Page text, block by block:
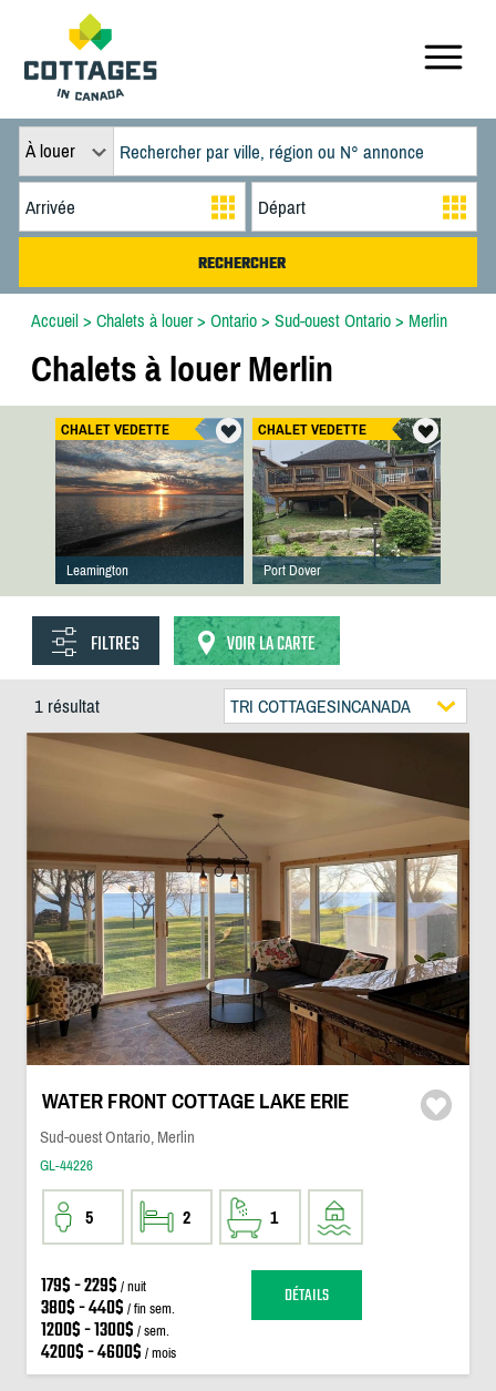
À louer
Accueil> Chalets à louer> Ontario> Sud-ouest Ontario> Merlin
Chalets à louer Merlin
CHALET VEDETTE
Leamington
CHALET VEDETTE
Port Dover
FILTRES VOIR LA CARTE
1 résultat TRI COTTAGESINCANADA
WATER FRONT COTTAGE LAKE ERIE
Sud-ouest Ontario, Merlin
GL-44226
5 2 1
179$ - 229$ / nuit
380$ - 440$ / fin sem.
1200$ - 1300$ / sem.
4200$ - 4600$ / mois
DÉTAILS